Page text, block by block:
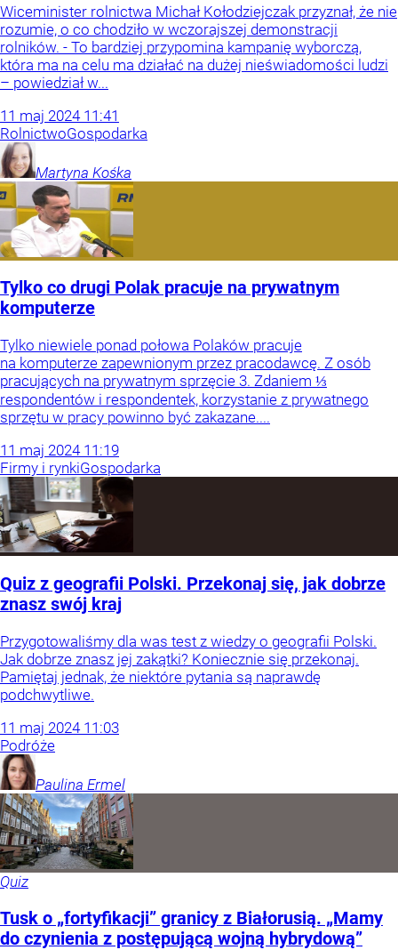
Wiceminister rolnictwa Michał Kołodziejczak przyznał, że nie
rozumie, o co chodziło w wczorajszej demonstracji
rolników. - To bardziej przypomina kampanię wyborczą,
która ma na celu ma działać na dużej nieświadomości ludzi
– powiedział w...
11 maj 2024 11:41
RolnictwoGospodarka
Martyna Kośka
Tylko co drugi Polak pracuje na prywatnym
komputerze
Tylko niewiele ponad połowa Polaków pracuje
na komputerze zapewnionym przez pracodawcę. Z osób
pracujących na prywatnym sprzęcie 3. Zdaniem ⅓
respondentów i respondentek, korzystanie z prywatnego
sprzętu w pracy powinno być zakazane....
11 maj 2024 11:19
Firmy i rynkiGospodarka
Quiz z geografii Polski. Przekonaj się, jak dobrze
znasz swój kraj
Przygotowaliśmy dla was test z wiedzy o geografii Polski.
Jak dobrze znasz jej zakątki? Koniecznie się przekonaj.
Pamiętaj jednak, że niektóre pytania są naprawdę
podchwytliwe.
11 maj 2024 11:03
Podróże
Paulina Ermel
Quiz
Tusk o „fortyfikacji” granicy z Białorusią. „Mamy
do czynienia z postępującą wojną hybrydową”